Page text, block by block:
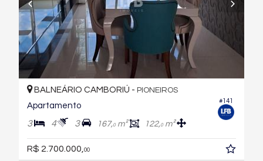
#141
BALNEÁRIO CAMBORIÚ - PIONEIROS
Apartamento
3 4 3 167,0m² 122,0m²
R$ 2.700.000, 00